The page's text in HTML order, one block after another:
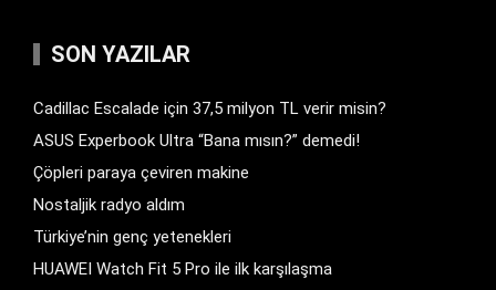
SON YAZILAR
Cadillac Escalade için 37,5 milyon TL verir misin?
ASUS Experbook Ultra “Bana mısın?” demedi!
Çöpleri paraya çeviren makine
Nostaljik radyo aldım
Türkiye’nin genç yetenekleri
HUAWEI Watch Fit 5 Pro ile ilk karşılaşma